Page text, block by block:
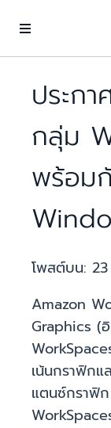
ประก
กลุ่ม
พร้อม
โพสต์บน:
Amazon
Graphics (
เน้นกราฟิกแ
แตนซ์กราฟิ